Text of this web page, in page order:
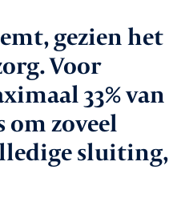
gezien het
Voor
33% van
zoveel
sluiting,